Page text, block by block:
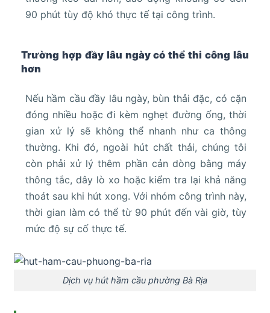
90 phút tùy độ khó thực tế tại công trình.
Trường hợp đầy lâu ngày có thể thi công lâu
hơn
Nếu hầm cầu đầy lâu ngày, bùn thải đặc, có cặn
đóng nhiều hoặc đi kèm nghẹt đường ống, thời
gian xử lý sẽ không thể nhanh như ca thông
thường. Khi đó, ngoài hút chất thải, chúng tôi
còn phải xử lý thêm phần cản dòng bằng máy
thông tắc, dây lò xo hoặc kiểm tra lại khả năng
thoát sau khi hút xong. Với nhóm công trình này,
thời gian làm có thể từ 90 phút đến vài giờ, tùy
mức độ sự cố thực tế.
Dịch vụ hút hầm cầu phường Bà Rịa